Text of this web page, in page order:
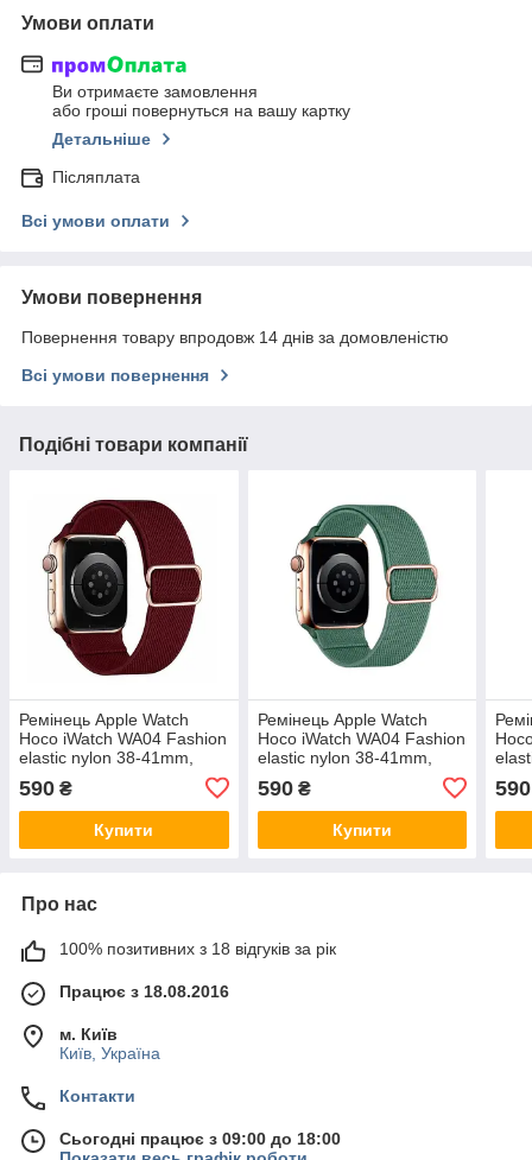
Умови оплати
Ви отримаєте замовлення
або гроші повернуться на вашу картку
Детальніше
Післяплата
Всі умови оплати
Умови повернення
Повернення товару впродовж 14 днів за домовленістю
Всі умови повернення
Подібні товари компанії
Ремінець Apple Watch
Hoco iWatch WA04 Fashion
elastic nylon 38-41mm,
590 ₴
Купити
Ремінець Apple Watch
Hoco iWatch WA04 Fashion
elastic nylon 38-41mm,
590₴
Купити
590
Про нас
100% позитивних з 18 відгуків за рік
Працює з 18.08.2016
м. Київ
Київ, Україна
Контакти
Сьогодні працює з 09:00 до 18:00